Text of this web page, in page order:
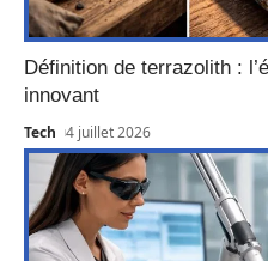
Définition de terrazolith :
innovant
Tech 4 juillet 2026